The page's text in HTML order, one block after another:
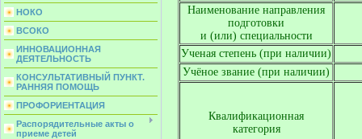
НОКО
ВСОКО
ИННОВАЦИОННАЯ
ДЕЯТЕЛЬНОСТЬ
КОНСУЛЬТАТИВНЫЙ ПУНКТ.
РАННЯЯ ПОМОЩЬ
ПРОФОРИЕНТАЦИЯ
Распорядительные акты о
приеме детей
Наименование направления
подготовки
и (или) специальности
Ученая степень (при наличии)
Учёное звание (при наличии)
Квалификационная
категория